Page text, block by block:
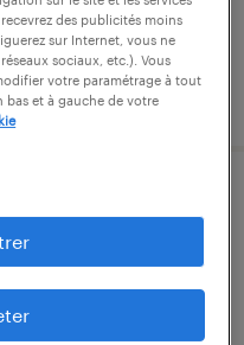
1 jour /
loire
des publicités moins
sur Internet, vous ne
sociaux, etc.). Vous
votre paramétrage à tout
bas et à gauche de votre